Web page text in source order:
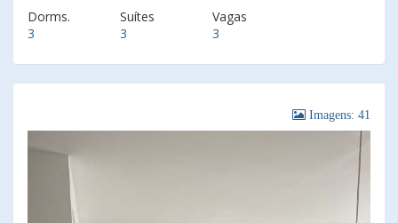
Dorms.
3
Suítes
3
Vagas
3
Imagens: 41